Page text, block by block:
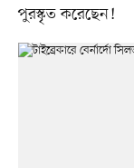
পুরস্কৃত করেছেন!